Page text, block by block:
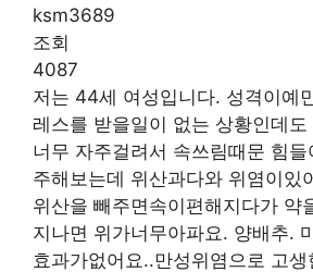
ksm3689
조회
4087
저는 44세 여성입니다. 성격이예
레스를 받을일이 없는 상황인데도
너무 자주걸려서 속쓰림때문 힘
주해보는데 위산과다와 위염이있
위산을 빼주면속이편해지다가 약
지나면 위가너무아파요. 양배추.
효과가없어요..만성위염으로 고